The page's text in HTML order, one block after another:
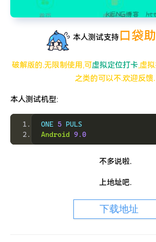
本人测试支持 口袋
破解版的.无限制使用,可虚拟定位打卡,虚
之类的可以不.欢迎反馈.
本人测试机型:
ONE 5 PULS
Android 9.0
不多说啦.
上地址吧.
下载地址